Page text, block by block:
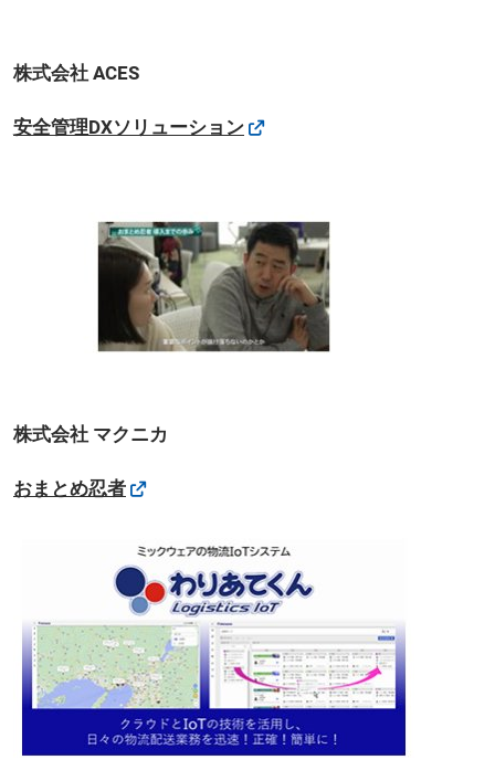
株式会社 ACES
安全管理DXソリューション
株式会社 マクニカ
おまとめ忍者